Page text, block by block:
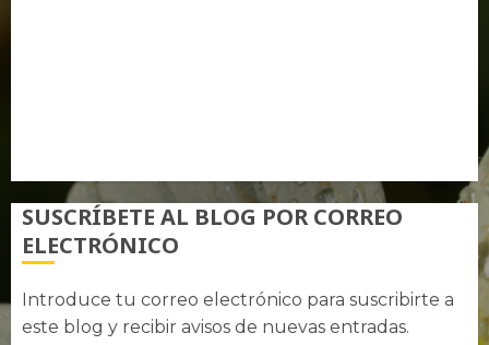
SUSCRÍBETE AL BLOG POR CORREO
ELECTRÓNICO
Introduce tu correo electrónico para suscribirte a
este blog y recibir avisos de nuevas entradas.